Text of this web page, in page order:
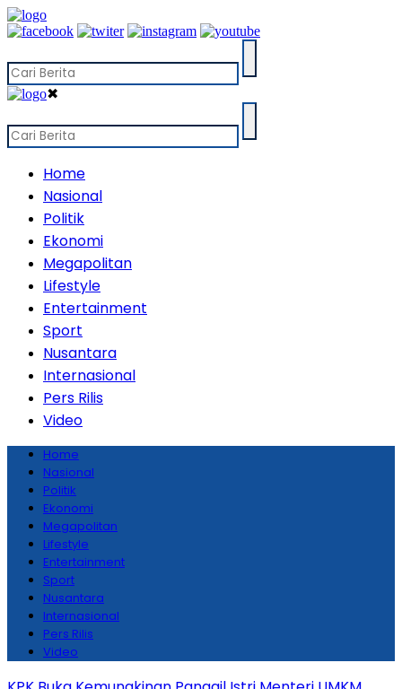
✖
Home
Nasional
Politik
Ekonomi
Megapolitan
Lifestyle
Entertainment
Sport
Nusantara
Internasional
Pers Rilis
Video
Home
Nasional
Politik
Ekonomi
Megapolitan
Lifestyle
Entertainment
Sport
Nusantara
Internasional
Pers Rilis
Video